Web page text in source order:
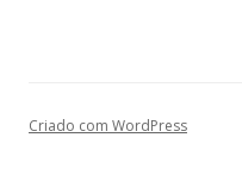
Criado com WordPress